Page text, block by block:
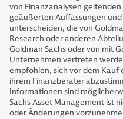
von Finanzanalysen
geäußerten Auffassungen
unterscheiden, die von
Research oder anderen
Goldman Sachs oder von mit
Unternehmen vertreten
empfohlen, sich vor dem
ihrem Finanzberater
Informationen sind
Sachs Asset Management ist
oder Änderungen